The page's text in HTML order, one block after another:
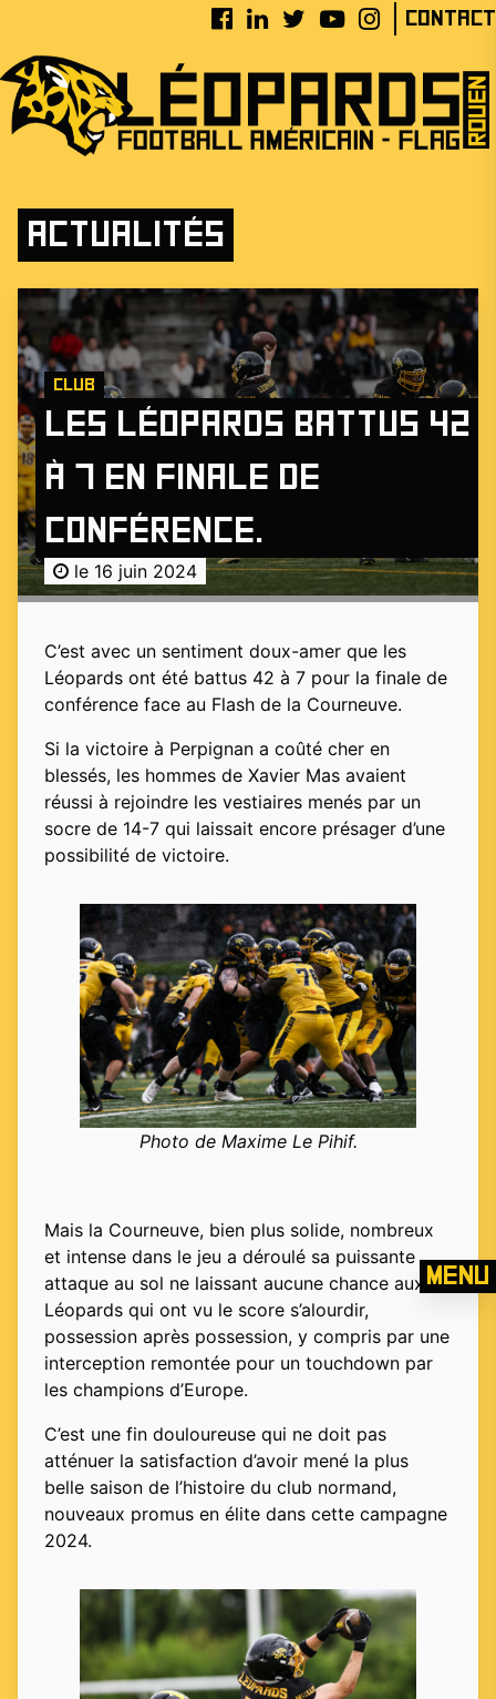
Contact
Menu
Actualités
Club
Les Léopards battus 42
à 7 en finale de
conférence.
le 16 juin 2024
C’est avec un sentiment doux-amer que les
Léopards ont été battus 42 à 7 pour la finale de
conférence face au Flash de la Courneuve.
Si la victoire à Perpignan a coûté cher en
blessés, les hommes de Xavier Mas avaient
réussi à rejoindre les vestiaires menés par un
socre de 14-7 qui laissait encore présager d’une
possibilité de victoire.
Photo de Maxime Le Pihif.
Mais la Courneuve, bien plus solide, nombreux
et intense dans le jeu a déroulé sa puissante
attaque au sol ne laissant aucune chance aux
Léopards qui ont vu le score s’alourdir,
possession après possession, y compris par une
interception remontée pour un touchdown par
les champions d’Europe.
C’est une fin douloureuse qui ne doit pas
atténuer la satisfaction d’avoir mené la plus
belle saison de l’histoire du club normand,
nouveaux promus en élite dans cette campagne
2024.